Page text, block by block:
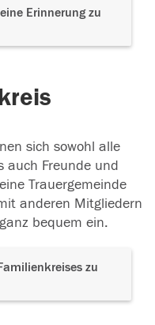
Erinnerung zu
sich sowohl alle
auch Freunde und
Trauergemeinde
anderen Mitgliedern
bequem ein.
zu